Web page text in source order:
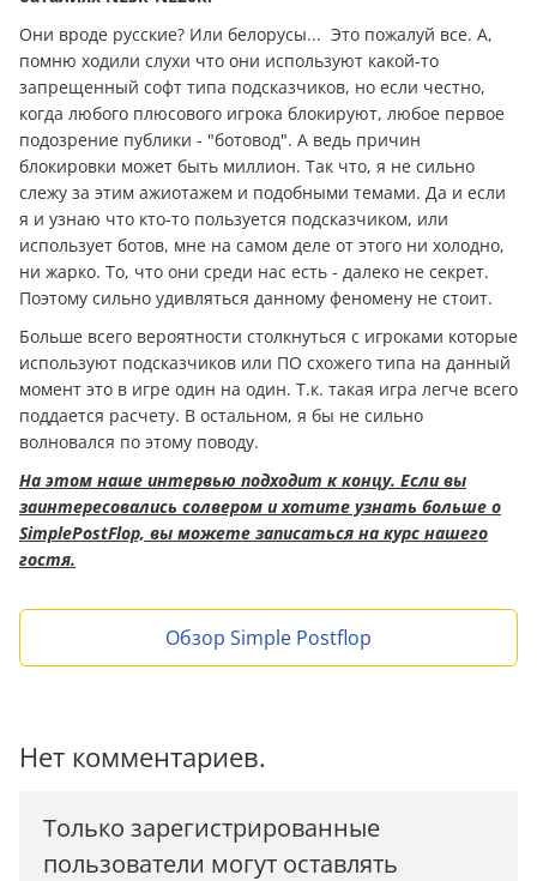
Они вроде русские? Или белорусы... Это пожалуй все. А,
помню ходили слухи что они используют какой-то
запрещенный софт типа подсказчиков, но если честно,
когда любого плюсового игрока блокируют, любое первое
подозрение публики - "ботовод". А ведь причин
блокировки может быть миллион. Так что, я не сильно
слежу за этим ажиотажем и подобными темами. Да и если
я и узнаю что кто-то пользуется подсказчиком, или
использует ботов, мне на самом деле от этого ни холодно,
ни жарко. То, что они среди нас есть - далеко не секрет.
Поэтому сильно удивляться данному феномену не стоит.
Больше всего вероятности столкнуться с игроками которые
используют подсказчиков или ПО схожего типа на данный
момент это в игре один на один. Т.к. такая игра легче всего
поддается расчету. В остальном, я бы не сильно
волновался по этому поводу.
На этом наше интервью подходит к концу. Если вы
заинтересовались солвером и хотите узнать больше о
SimplePostFlop, вы можете записаться на курс нашего
гостя.
Обзор Simple Postflop
Нет комментариев.
Только зарегистрированные
пользователи могут оставлять